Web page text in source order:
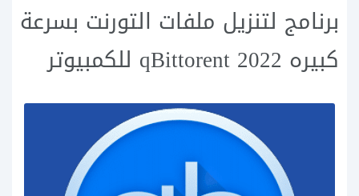
برنامج لتنزيل ملفات التورنت بسرعة
كبيره 2022 qBittorent للكمبيوتر